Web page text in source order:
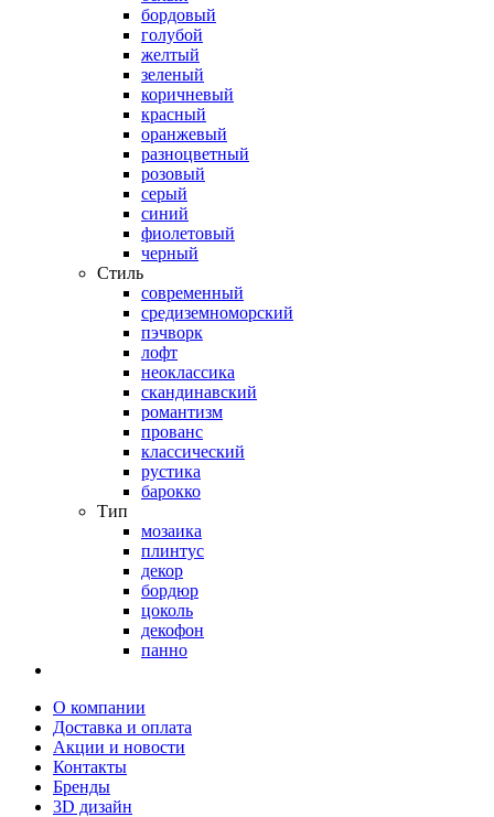
бордовый
голубой
желтый
зеленый
коричневый
красный
оранжевый
разноцветный
розовый
серый
синий
фиолетовый
черный
Стиль
современный
средиземноморский
пэчворк
лофт
неоклассика
скандинавский
романтизм
прованс
классический
рустика
барокко
Тип
мозаика
плинтус
декор
бордюр
цоколь
декофон
панно
О компании
Доставка и оплата
Акции и новости
Контакты
Бренды
3D дизайн